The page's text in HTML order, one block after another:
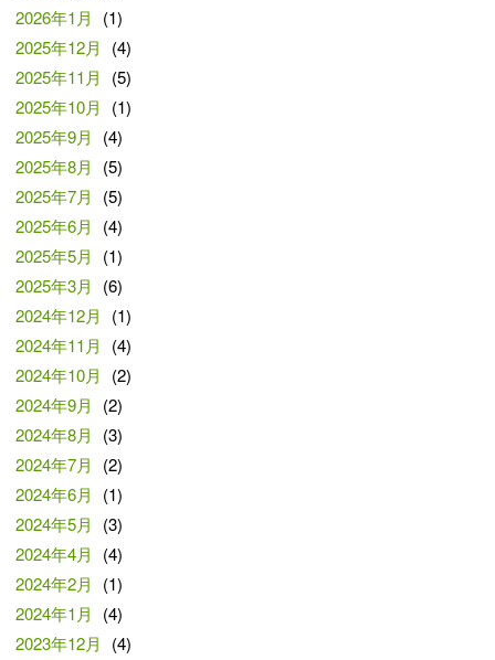
2026年1月
(1)
2025年12月
(4)
2025年11月
(5)
2025年10月
(1)
2025年9月
(4)
2025年8月
(5)
2025年7月
(5)
2025年6月
(4)
2025年5月
(1)
2025年3月
(6)
2024年12月
(1)
2024年11月
(4)
2024年10月
(2)
2024年9月
(2)
2024年8月
(3)
2024年7月
(2)
2024年6月
(1)
2024年5月
(3)
2024年4月
(4)
2024年2月
(1)
2024年1月
(4)
2023年12月
(4)